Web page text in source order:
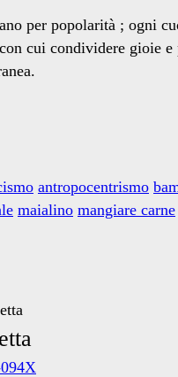
per popolarità ; ogni
cui condividere gioie
antropocentrismo
maialino mangiare carne